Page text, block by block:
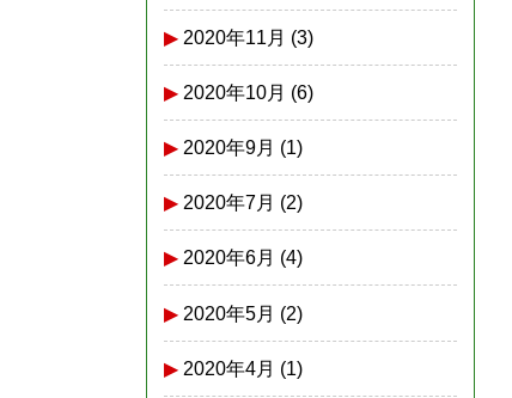
2020年11月 (3)
2020年10月 (6)
2020年9月 (1)
2020年7月 (2)
2020年6月 (4)
2020年5月 (2)
2020年4月 (1)